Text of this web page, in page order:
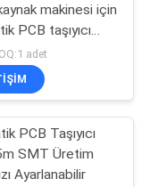
makinesi için
PCB taşıyıcı
dışarı)
adet
PCB Taşıyıcı
SMT Üretim
Ayarlanabilir